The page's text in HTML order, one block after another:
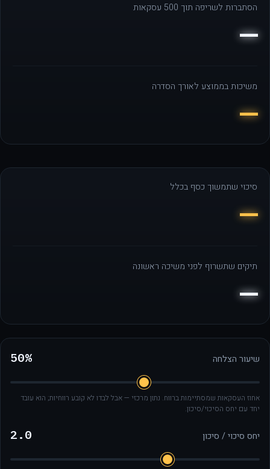
הסתברות לשריפה תוך 500 עסקאות
—
משיכות בממוצע לאורך הסדרה
—
סיכוי שתמשוך כסף בכלל
—
תיקים שתשרוף לפני משיכה ראשונה
—
שיעור הצלחה 50%
אחוז העסקאות שמסתיימות ברווח. נתון מרכזי — אבל לבדו לא קובע רווחיות; הוא עובד
יחד עם יחס הסיכוי/סיכון.
יחס סיכוי / סיכון 2.0